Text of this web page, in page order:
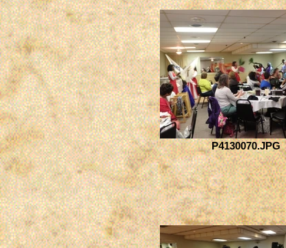
P4130070.JPG